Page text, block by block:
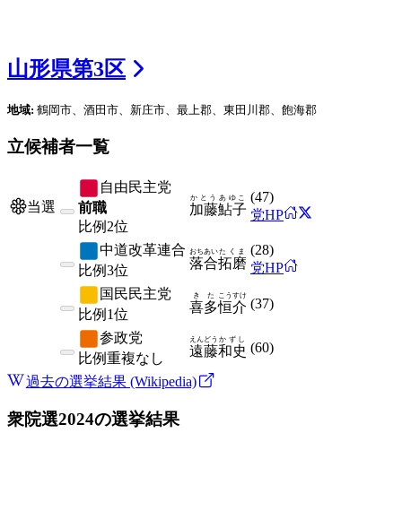
山形県第3区
地域: 鶴岡市、酒田市、新庄市、最上郡、東田川郡、飽海郡
立候補者一覧
当選
自由民主党
前職
比例2位
加藤
かとう
鮎子
あゆこ (47)
党HP
中道改革連合
比例3位 落合
おちあい
拓磨
たくま (28)
党HP
国民民主党
比例 1位 喜多
きた
恒介
こうすけ
(37)
参政党
比例重複なし 遠藤
えんどう
和史
かずし
(60)
過去の選挙結果 (Wikipedia)
衆院選2024の選挙結果